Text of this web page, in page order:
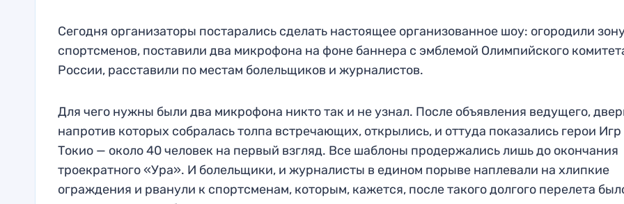
Сегодня организаторы постарались сделать настоящее организованное шоу: огородили
спортсменов, поставили два микрофона на фоне баннера с эмблемой Олимпийского
России, расставили по местам болельщиков и журналистов.
Для чего нужны были два микрофона никто так и не узнал. После объявления ведущего,
напротив которых собралась толпа встречающих, открылись, и оттуда показались герои Игр
Токио — около 40 человек на первый взгляд. Все шаблоны продержались лишь до окончания
троекратного «Ура». И болельщики, и журналисты в едином порыве наплевали на хлипкие
ограждения и рванули к спортсменам, которым, кажется, после такого долгого перелета